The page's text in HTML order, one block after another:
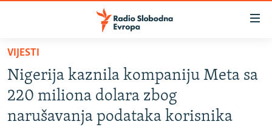
Pređite
glavni
sadržaj
na
BOSNA I HERCEGOVINA
VIJESTI
Nigerija kaznila kompaniju Meta sa
220 miliona dolara zbog
narušavanja podataka korisnika